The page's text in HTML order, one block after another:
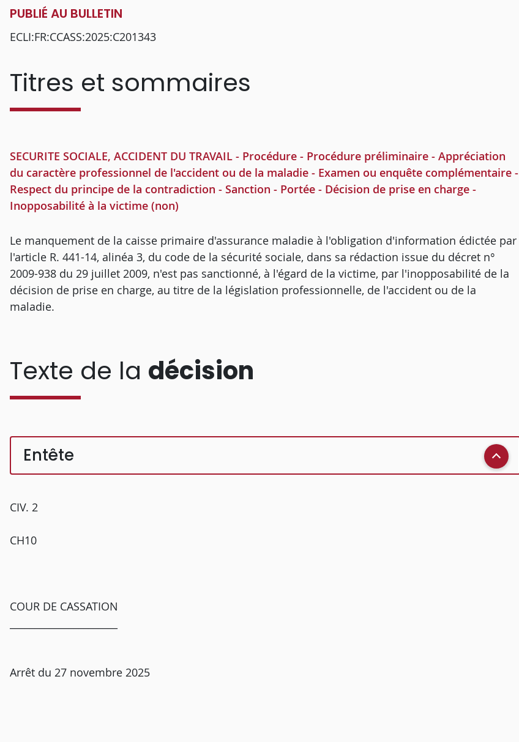
PUBLIÉ AU BULLETIN
ECLI:FR:CCASS:2025:C201343
Titres et sommaires
SECURITE SOCIALE, ACCIDENT DU TRAVAIL - Procédure - Procédure préliminaire - Appréciation
du caractère professionnel de l'accident ou de la maladie - Examen ou enquête complémentaire -
Respect du principe de la contradiction - Sanction - Portée - Décision de prise en charge -
Inopposabilité à la victime (non)
Le manquement de la caisse primaire d'assurance maladie à l'obligation d'information édictée par
l'article R. 441-14, alinéa 3, du code de la sécurité sociale, dans sa rédaction issue du décret n°
2009-938 du 29 juillet 2009, n'est pas sanctionné, à l'égard de la victime, par l'inopposabilité de la
décision de prise en charge, au titre de la législation professionnelle, de l'accident ou de la
maladie.
Texte de la décision
Entête
CIV. 2
CH10
COUR DE CASSATION
Arrêt du 27 novembre 2025